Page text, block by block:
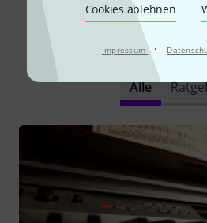
Cookies ablehnen
Impressum ·
Schon
Alle